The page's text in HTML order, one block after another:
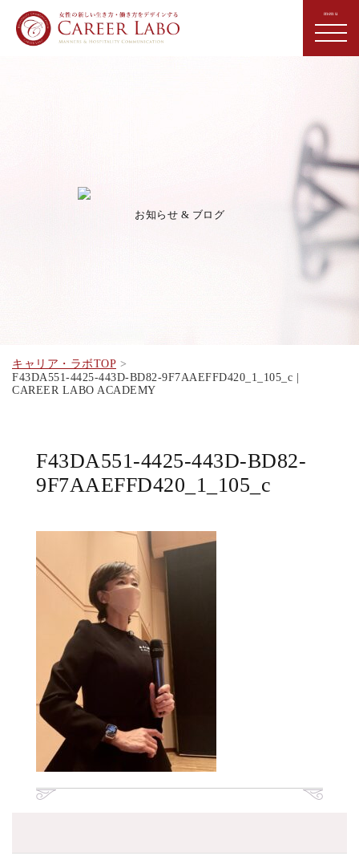
お知らせ & ブログ
キャリア・ラボTOP
F43DA551-4425-443D-BD82-9F7AAEFFD420_1_105_c |
CAREER LABO ACADEMY
F43DA551-4425-443D-BD82-
9F7AAEFFD420_1_105_c